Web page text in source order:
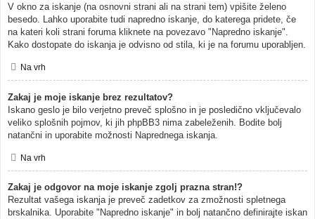
V okno za iskanje (na osnovni strani ali na strani tem) vpišite želeno
besedo. Lahko uporabite tudi napredno iskanje, do katerega pridete, če
na kateri koli strani foruma kliknete na povezavo "Napredno iskanje".
Kako dostopate do iskanja je odvisno od stila, ki je na forumu uporabljen.
Na vrh
Zakaj je moje iskanje brez rezultatov?
Iskano geslo je bilo verjetno preveč splošno in je posledično vključevalo
veliko splošnih pojmov, ki jih phpBB3 nima zabeleženih. Bodite bolj
natančni in uporabite možnosti Naprednega iskanja.
Na vrh
Zakaj je odgovor na moje iskanje zgolj prazna stran!?
Rezultat vašega iskanja je preveč zadetkov za zmožnosti spletnega
brskalnika. Uporabite "Napredno iskanje" in bolj natančno definirajte iskan